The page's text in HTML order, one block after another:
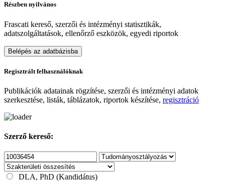
Részben nyilvános
Frascati kereső, szerzői és intézményi statisztikák,
adatszolgáltatások, ellenőrző eszközök, egyedi riportok
Belépés az adatbázisba
Regisztrált felhasználóknak
Publikációk adatainak rögzítése, szerzői és intézményi adatok
szerkesztése, listák, táblázatok, riportok készítése, regisztráció
Szerző kereső:
DLA, PhD (Kandidátus)